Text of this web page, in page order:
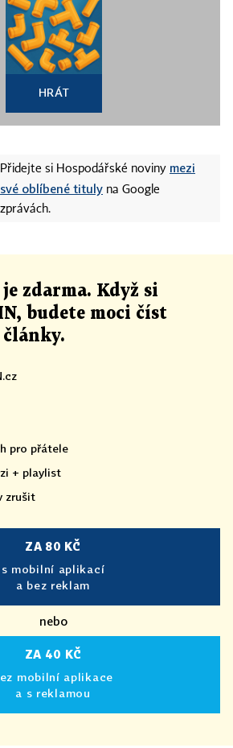
HRÁT
Přidejte si Hospodářské noviny mezi
své oblíbené tituly na Google
zprávách.
je zdarma. Když si
budete moci číst
články.
pro přátele
+ playlist
zrušit
ZA 80 KČ
s mobilní aplikací
a bez reklam
nebo
ZA 40 KČ
mobilní aplikace
a s reklamou